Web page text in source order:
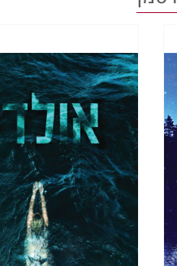
לא נמצאים ברשימת
דוחפת את האצבע
הם מקודשים. דין
נשוי, בעוד הוא
כולי קנאה."
בידה באוויר